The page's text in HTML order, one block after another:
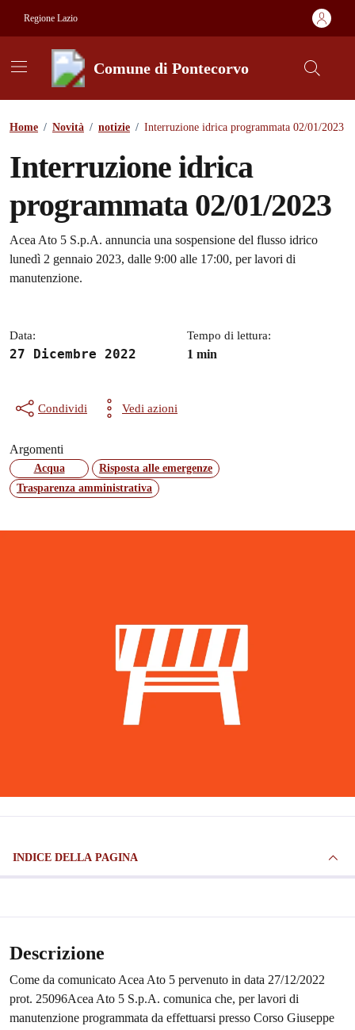
Regione Lazio
Comune di Pontecorvo
Home / Novità / notizie / Interruzione idrica programmata 02/01/2023
Interruzione idrica
programmata 02/01/2023
Dettagli della notizia
Acea Ato 5 S.p.A. annuncia una sospensione del flusso idrico
lunedì 2 gennaio 2023, dalle 9:00 alle 17:00, per lavori di
manutenzione.
Data:
27 Dicembre 2022
Tempo di lettura:
1 min
Condividi Vedi azioni
Argomenti
Acqua
Risposta alle emergenze
Trasparenza amministrativa
INDICE DELLA PAGINA
Descrizione
Come da comunicato Acea Ato 5 pervenuto in data 27/12/2022
prot. 25096Acea Ato 5 S.p.A. comunica che, per lavori di
manutenzione programmata da effettuarsi presso Corso Giuseppe